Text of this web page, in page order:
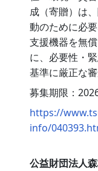
成（寄贈）は
動のために必
支援機器を無
に、必要性・
基準に厳正な審
募集期限：
https://
info/
公益財団法人